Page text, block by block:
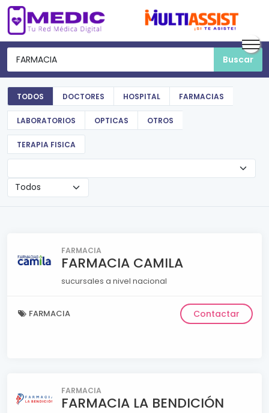
TODOS DOCTORES HOSPITAL FARMACIAS
LABORATORIOS OPTICAS OTROS
TERAPIA FISICA
FARMACIA
FARMACIA CAMILA
sucursales a nivel nacional
FARMACIA Contactar
FARMACIA
FARMACIA LA BENDICIÓN